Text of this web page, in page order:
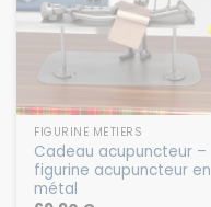
FIGURINE MÉTIERS
Cadeau acupuncteur –
figurine acupuncteur en
métal